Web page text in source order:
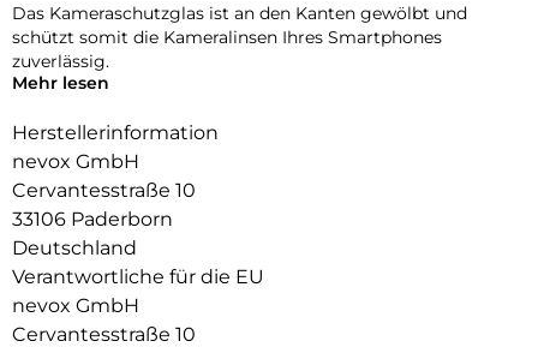
Das Kameraschutzglas ist an den Kanten gewölbt und
schützt somit die Kameralinsen Ihres Smartphones
zuverlässig.
schützen Sie die Linsen vor Staubablagerungen in den
Zwischenräumen.
9H Härtegrad
Resistent gegen Kratzer
Fettabweisende Beschichtung
Mehr lesen
Herstellerinformation
nevox GmbH
Cervantesstraße 10
33106 Paderborn
Deutschland
Verantwortliche für die EU
nevox GmbH
Cervantesstraße 10